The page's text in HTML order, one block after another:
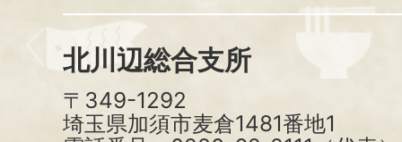
北川辺総合支所
〒349-1292
埼玉県加須市麦倉1481番地1